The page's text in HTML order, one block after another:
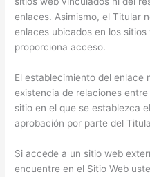
enlaces. Asimismo, el Titular
enlaces ubicados en los
proporciona acceso.
El establecimiento del enlace
existencia de relaciones
sitio en el que se establezca
aprobación por parte del
Si accede a un sitio web
encuentre en el Sitio Web